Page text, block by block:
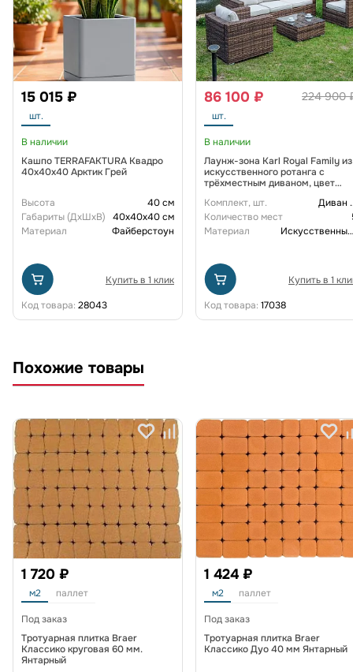
15 015 ₽
шт.
В наличии
Кашпо TERRAFAKTURA Квадро
40x40x40 Арктик Грей
Высота
40 см
Габариты (ДxШxВ)
40x40x40 см
Материал
Файберстоун
Купить в 1 клик
Код товара: 28043
224 900
86 100 ₽
шт.
В наличии
Лаунж-зона Karl Royal Family из
искусственного ротанга с
трёхместным диваном, цвет
Комплект, шт. Диван
Количество мест
Материал
Искусственный ротанг
Купить в 1
Код товара: 17038
Похожие товары
1 720 ₽
м2 паллет
Под заказ
Тротуарная плитка Braer
Классико круговая 60 мм.
Янтарный
1 424 ₽
м2 паллет
Под заказ
Тротуарная плитка Braer
Классико Дуо 40 мм Янтарный